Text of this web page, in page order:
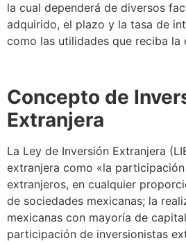
la cual dependerá de diversos
adquirido, el plazo y la tasa de
como las utilidades que reciba la
Concepto de
Extranjera
La Ley de Inversión Extranjera
extranjera como «la
extranjeros, en cualquier
de sociedades mexicanas; la
mexicanas con mayoría de
participación de inversionistas